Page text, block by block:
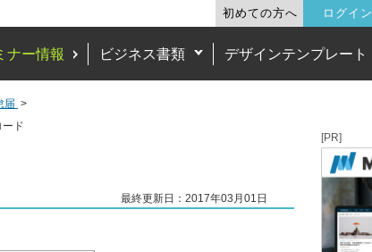
初めての方へ ログイン
ナー情報 ビジネス書類 デザインテンプレート
届
ード
最終更新日：2017年03月01日
[PR]